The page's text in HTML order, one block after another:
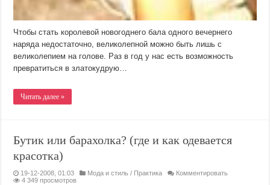
Чтобы стать королевой новогоднего бала одного вечернего
наряда недостаточно, великолепной можно быть лишь с
великолепием на голове. Раз в год у нас есть возможность
превратиться в златокудрую…
Читать далее »
Бутик или барахолка? (где и как одевается
красотка)
19-12-2008, 01:03 Мода и стиль / Практика
Комментировать
4 349 просмотров